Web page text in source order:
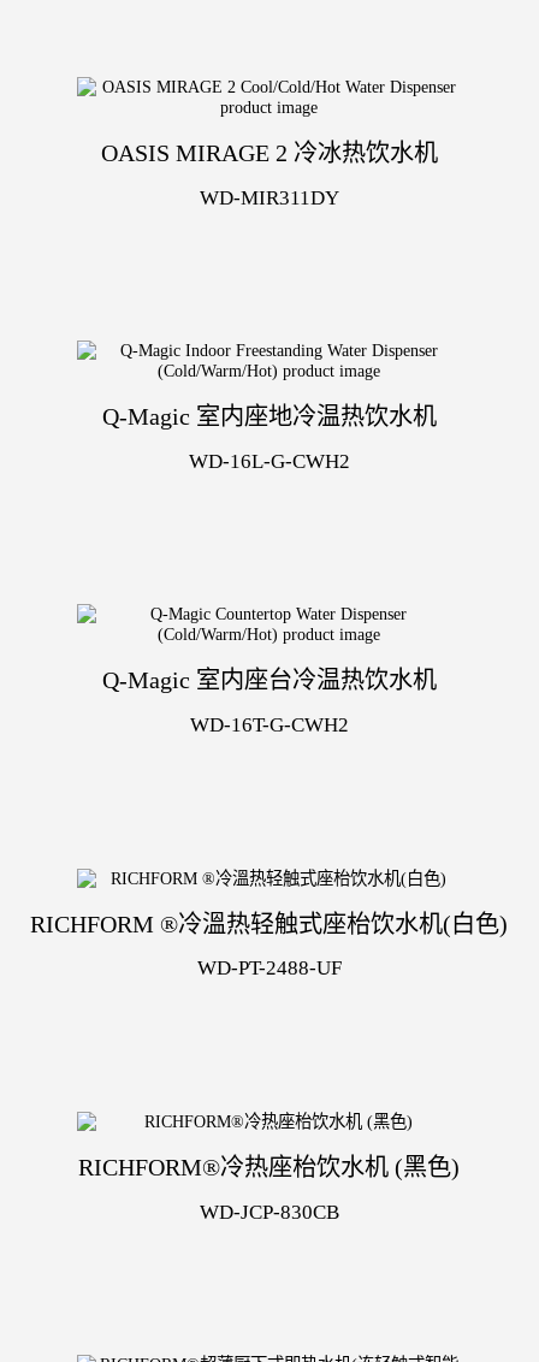
OASIS MIRAGE 2 冷冰热饮水机
WD-MIR311DY
Q-Magic 室内座地冷温热饮水机
WD-16L-G-CWH2
Q-Magic 室内座台冷温热饮水机
WD-16T-G-CWH2
RICHFORM ®冷溫热轻触式座枱饮水机(白色)
WD-PT-2488-UF
RICHFORM®冷热座枱饮水机 (黑色)
WD-JCP-830CB